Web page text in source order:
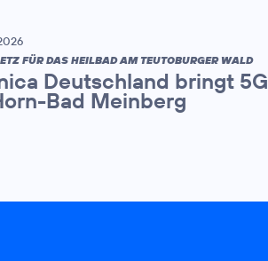
FÜR DAS HEILBAD AM TEUTOBURGER WALD
Deutschland bringt 5G
Bad Meinberg